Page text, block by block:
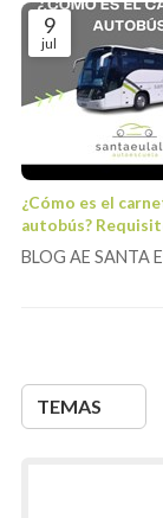
TEMAS
9
jul
¿Cómo es el
autobús?
BLOG AE SANTA